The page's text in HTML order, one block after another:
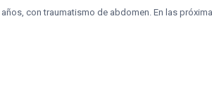
con traumatismo de abdomen. En las